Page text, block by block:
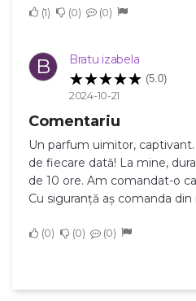
1 0 0
B Bratu izabela
(5.0)
2024-10-21
Comentariu
Un parfum uimitor,
de fiecare dată! La mine,
de 10 ore. Am comandat-o
Cu siguranță aș comanda
0 0 0